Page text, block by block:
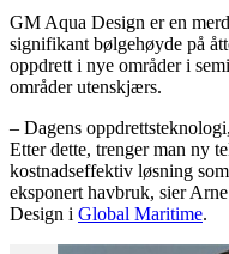
GM Aqua Design er en
signifikant bølgehøyde på
oppdrett i nye områder i
områder utenskjærs.
– Dagens
Etter dette, trenger man ny
kostnadseffektiv løsning
eksponert havbruk, sier
Design i Global Maritime.